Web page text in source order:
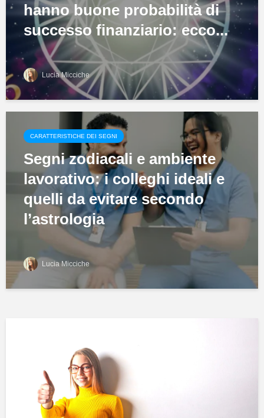
hanno buone probabilità di
successo finanziario: ecco...
Lucia Micciche
CARATTERISTICHE DEI SEGNI
Segni zodiacali e ambiente
lavorativo: i colleghi ideali e
quelli da evitare secondo
l’astrologia
Lucia Micciche